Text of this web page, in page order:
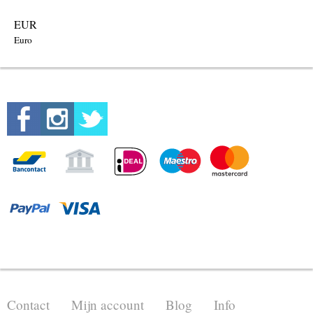
EUR
Euro
Contact Mijn account Blog Info